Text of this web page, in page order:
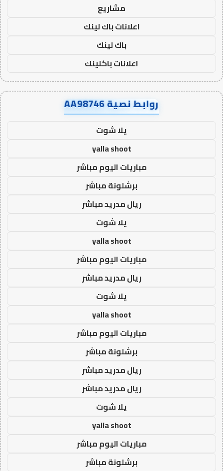
مشاريع
اعلانات باك لينك
باك لينك
اعلانات باكلينك
روابط نصية AA98746
يلا شوت
yalla shoot
مباريات اليوم مباشر
برشلونة مباشر
ريال مدريد مباشر
يلا شوت
yalla shoot
مباريات اليوم مباشر
ريال مدريد مباشر
يلا شوت
yalla shoot
مباريات اليوم مباشر
برشلونة مباشر
ريال مدريد مباشر
ريال مدريد مباشر
يلا شوت
yalla shoot
مباريات اليوم مباشر
برشلونة مباشر